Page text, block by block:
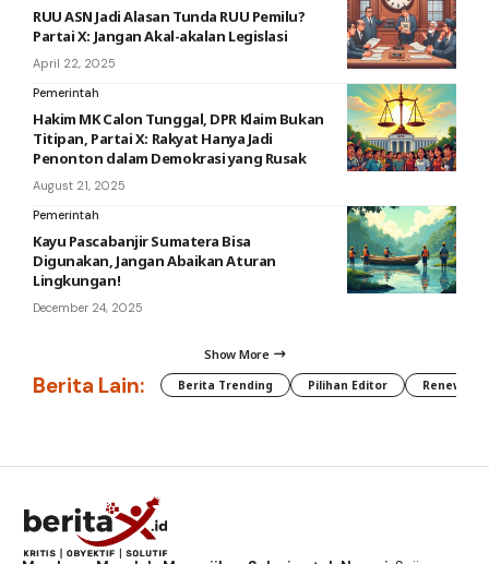
RUU ASN Jadi Alasan Tunda RUU Pemilu?
Partai X: Jangan Akal-akalan Legislasi
April 22, 2025
Pemerintah
Hakim MK Calon Tunggal, DPR Klaim Bukan
Titipan, Partai X: Rakyat Hanya Jadi
Penonton dalam Demokrasi yang Rusak
August 21, 2025
Pemerintah
Kayu Pascabanjir Sumatera Bisa
Digunakan, Jangan Abaikan Aturan
Lingkungan!
December 24, 2025
Show More
Berita Lain: Berita Trending Pilihan Editor